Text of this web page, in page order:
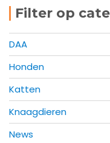
Filter op
DAA
Honden
Katten
Knaagdieren
News